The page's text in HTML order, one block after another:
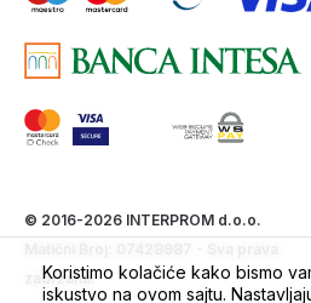
© 2016-2026 INTERPROM d.o.o.
zadržana.
Koristimo kolačiće kako bismo
iskustvo na ovom sajtu.